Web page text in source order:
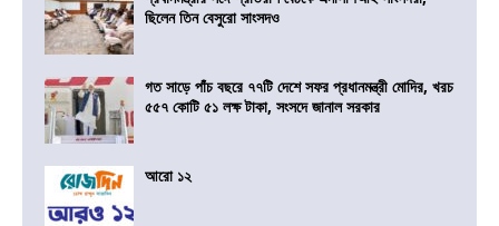
ছিলেন তিন বেসুরো সাংসদও
গত সাড়ে পাঁচ বছরে ৭৭টি দেশে সফর প্রধানমন্ত্রী মোদির, খরচ
৫৫৭ কোটি ৫১ লক্ষ টাকা, সংসদে জানাল সরকার
আরো ১২